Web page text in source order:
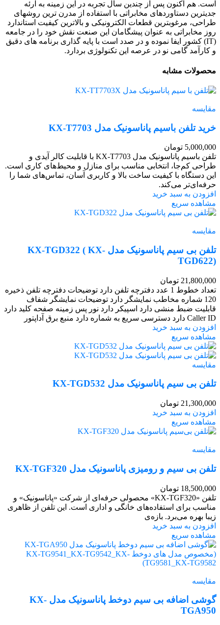
است. هم اکنون پس از چندین سال تجربه در این زمینه به ارئه
جدیترین دستاوردهای مخابراتی با استفاده از مدرن ترین روشهای
طراحی، مرغوبترین قطعات الکترونیکی و بالاترین کیفیت استاندارد
روز مخابراتی به عنوان پیشگامان این صنعت نقش خود را در جامعه
(IT) کشور ایفا نموده و در صدد است با پایه گذاری برنامه های دقیق
و کارآمد گامی نو در عرصه این تکنولوژی بردارد.
محصولات مشابه
مقایسه
خرید تلفن باسیم پاناسونیک مدل KX-T7703
5,000,000 تومان
تلفن باسیم پاناسونیک مدل KX-T7703 با قابلیت کالر آیدی و
طراحی کم‌جا، انتخابی مناسب برای منازل و محیط‌های کاری است.
این دستگاه با کیفیت ساخت بالا و کاربری آسان، تماس‌های شما را
حرفه‌ای‌تر می‌کند.
افزودن به سبد خرید
مشاهده سریع
مقایسه
تلفن بی سیم پاناسونیک مدل KX-TGD322 ( KX-
TGD622)
21,800,000 تومان
تعداد خطوط 1 عدد دفترچه تلفن دارد توضیحات دفترچه تلفن ذخیره
120 شماره مخاطب نمایشگر دارد توضیحات نمایشگر شفاف
قابلیت ضبط منشی دارد اسپیکر دارد نور پس زمینه صفحه کلید دارد
Caller ID دارد دسترسی سریع به شماره دارد منبع برق آداپتور
افزودن به سبد خرید
مشاهده سریع
مقایسه
تلفن بی سیم پاناسونیک مدل KX-TGD532
21,300,000 تومان
افزودن به سبد خرید
مشاهده سریع
مقایسه
تلفن بی سیم و رومیزی پاناسونیک مدل KX-TGF320
18,500,000 تومان
تلفن «KX-TGF320» محصولی حرفه‌ای از شرکت «پاناسونیک» و
مناسب برای استفاده‌های خانگی و اداری است. این تلفن از ظاهری
زیبا بهره می‌برد. بازه‌ی
افزودن به سبد خرید
مشاهده سریع
مقایسه
گوشی اضافه بی سیم دوخط پاناسونیک مدل KX-
TGA950